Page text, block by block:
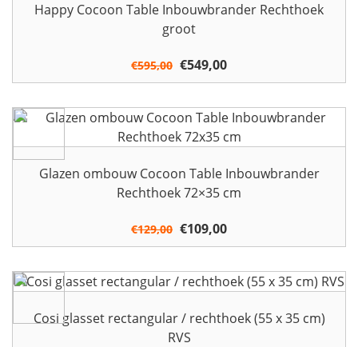
Happy Cocoon Table Inbouwbrander Rechthoek
groot
€595,00 Oorspronkelijke
prijs
was:
€595,00.
€549,00
prijs
is:
€549,00.
Glazen ombouw Cocoon Table Inbouwbrander
Rechthoek 72×35 cm
€129,00 Oorspronkelijke
prijs
was:
€129,00.
€109,00
prijs
is:
€109,00.
Cosi glasset rectangular / rechthoek (55 x 35 cm)
RVS